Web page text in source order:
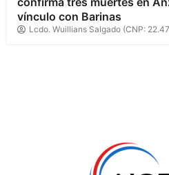
vínculo con Barinas
Lcdo. Wuillians Salgado (CNP: